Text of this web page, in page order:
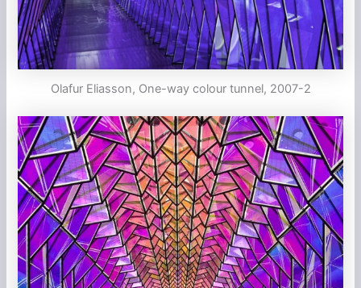
Olafur Eliasson, One-way colour tunnel, 2007-2